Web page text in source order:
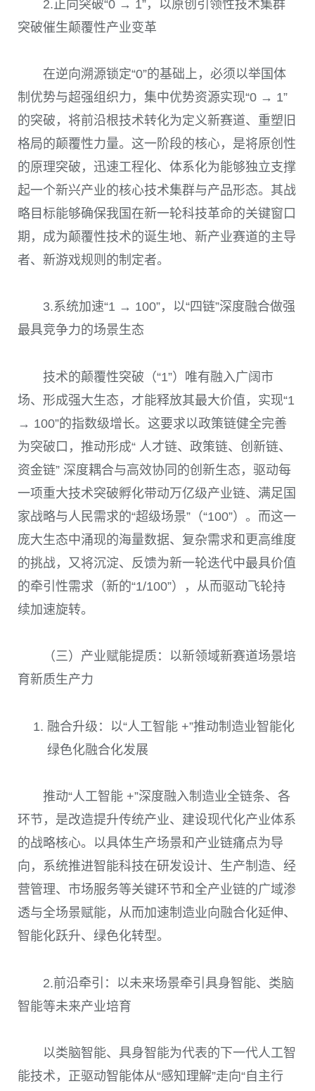
2.正向突破“0 → 1”，以原创引领性技术集群
突破催生颠覆性产业变革
在逆向溯源锁定“0”的基础上，必须以举国体
制优势与超强组织力，集中优势资源实现“0 → 1”
的突破，将前沿根技术转化为定义新赛道、重塑旧
格局的颠覆性力量。这一阶段的核心，是将原创性
的原理突破，迅速工程化、体系化为能够独立支撑
起一个新兴产业的核心技术集群与产品形态。其战
略目标能够确保我国在新一轮科技革命的关键窗口
期，成为颠覆性技术的诞生地、新产业赛道的主导
者、新游戏规则的制定者。
3.系统加速“1 → 100”，以“四链”深度融合做强
最具竞争力的场景生态
技术的颠覆性突破（“1”）唯有融入广阔市
场、形成强大生态，才能释放其最大价值，实现“1
→ 100”的指数级增长。这要求以政策链健全完善
为突破口，推动形成“ 人才链、政策链、创新链、
资金链” 深度耦合与高效协同的创新生态，驱动每
一项重大技术突破孵化带动万亿级产业链、满足国
家战略与人民需求的“超级场景”（“100”）。而这一
庞大生态中涌现的海量数据、复杂需求和更高维度
的挑战，又将沉淀、反馈为新一轮迭代中最具价值
的牵引性需求（新的“1/100”），从而驱动飞轮持
续加速旋转。
（三）产业赋能提质：以新领域新赛道场景培
育新质生产力
融合升级：以“人工智能 +”推动制造业智能化
绿色化融合化发展
推动“人工智能 +”深度融入制造业全链条、各
环节，是改造提升传统产业、建设现代化产业体系
的战略核心。以具体生产场景和产业链痛点为导
向，系统推进智能科技在研发设计、生产制造、经
营管理、市场服务等关键环节和全产业链的广域渗
透与全场景赋能，从而加速制造业向融合化延伸、
智能化跃升、绿色化转型。
2.前沿牵引：以未来场景牵引具身智能、类脑
智能等未来产业培育
以类脑智能、具身智能为代表的下一代人工智
能技术，正驱动智能体从“感知理解”走向“自主行